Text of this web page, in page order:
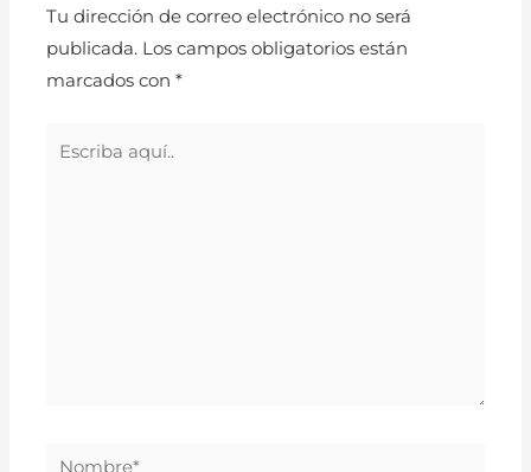
Tu dirección de correo electrónico no será
publicada. Los campos obligatorios están
marcados con*